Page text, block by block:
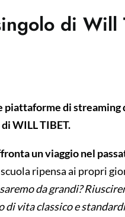
di Will
piattaforme di
WILL TIBET.
un viaggio nel
ripensa ai propri
da grandi?
vita classico e